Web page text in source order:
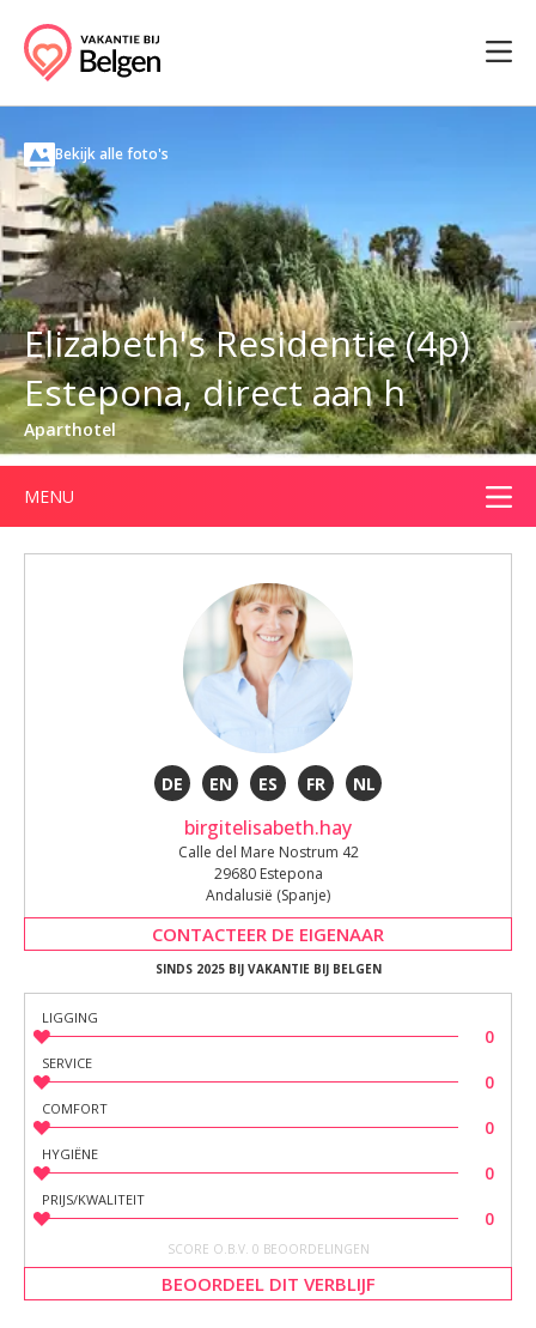
Bekijk alle foto's
Elizabeth's Residentie (4p)
Estepona, direct aan h
Aparthotel
MENU
DE EN ES FR NL
birgitelisabeth.hay
Calle del Mare Nostrum 42
29680 Estepona
Andalusië (Spanje)
CONTACTEER DE EIGENAAR
SINDS 2025 BIJ VAKANTIE BIJ BELGEN
LIGGING
0
SERVICE
0
COMFORT
0
HYGIËNE
0
PRIJS/KWALITEIT
0
SCORE O.B.V. 0 BEOORDELINGEN
BEOORDEEL DIT VERBLIJF